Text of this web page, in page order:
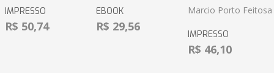
IMPRESSO
R$ 50,74
EBOOK
R$ 29,56
Marcio Porto Feitosa
IMPRESSO
R$ 46,10